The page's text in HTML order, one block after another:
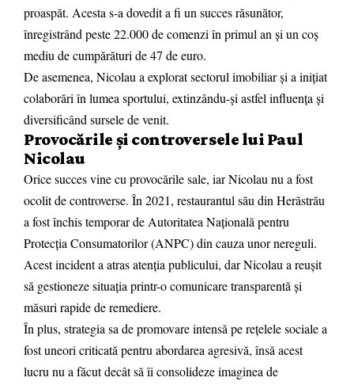
proaspăt. Acesta s-a dovedit a fi un succes răsunător,
înregistrând peste 22.000 de comenzi în primul an și un coș
mediu de cumpărături de 47 de euro.
De asemenea, Nicolau a explorat sectorul imobiliar și a inițiat
colaborări în lumea sportului, extinzându-și astfel influența și
diversificând sursele de venit.
Provocările și controversele lui Paul
Nicolau
Orice succes vine cu provocările sale, iar Nicolau nu a fost
ocolit de controverse. În 2021, restaurantul său din Herăstrău
a fost închis temporar de Autoritatea Națională pentru
Protecția Consumatorilor (ANPC) din cauza unor nereguli.
Acest incident a atras atenția publicului, dar Nicolau a reușit
să gestioneze situația printr-o comunicare transparentă și
măsuri rapide de remediere.
În plus, strategia sa de promovare intensă pe rețelele sociale a
fost uneori criticată pentru abordarea agresivă, însă acest
lucru nu a făcut decât să îi consolideze imaginea de